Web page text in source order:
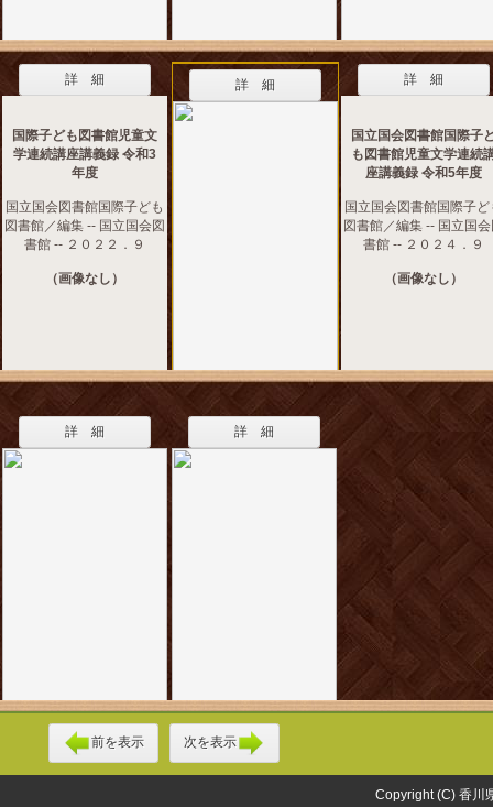
詳 細
国際子ども図書館児童文
学連続講座講義録 令和3
年度
国立国会図書館国際子ども
図書館／編集 -- 国立国会図
書館 -- ２０２２．９
（画像なし）
詳 細 詳 細
国立国会図書館国際子
も図書館児童文学連続
座講義録 令和5年度
国立国会図書館国際子ど
図書館／編集 -- 国立国
書館 -- ２０２４．９
（画像なし）
詳 細 詳 細
前を表示 次を表示
Copyright (C) 香川